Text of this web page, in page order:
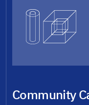
Community